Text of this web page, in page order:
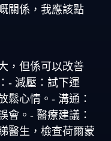
關係，我應該點
，但係可以改善
- 減壓：試下運
鬆心情。- 溝通：
會。- 醫療建議：
醫生，檢查荷爾蒙